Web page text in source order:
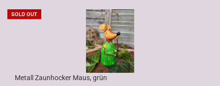
SOLD OUT
Metall Zaunhocker Maus, grün